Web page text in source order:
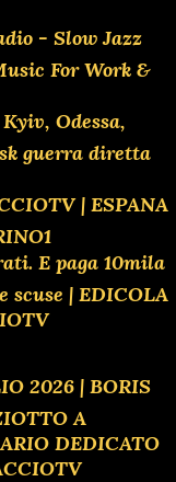
- Slow Jazz
For Work &
Odessa,
guerra diretta
| ESPANA
E paga 10mila
scuse | EDICOLA
2026 | BORIS
A
DEDICATO